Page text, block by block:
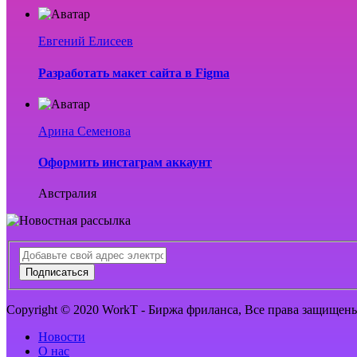
Евгений Елисеев
Разработать макет сайта в Figma
Арина Семенова
Оформить инстаграм аккаунт
Австралия
Подписаться
Copyright © 2020 WorkT - Биржа фриланса, Все права
Новости
О нас